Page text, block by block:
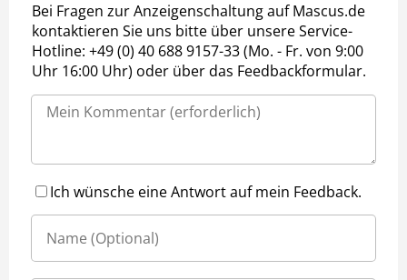
Bei Fragen zur Anzeigenschaltung auf Mascus.de
kontaktieren Sie uns bitte über unsere Service-
Hotline: +49 (0) 40 688 9157-33 (Mo. - Fr. von 9:00
Uhr 16:00 Uhr) oder über das Feedbackformular.
Ich wünsche eine Antwort auf mein Feedback.